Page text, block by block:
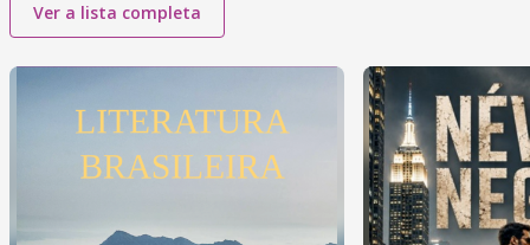
Ver a lista completa